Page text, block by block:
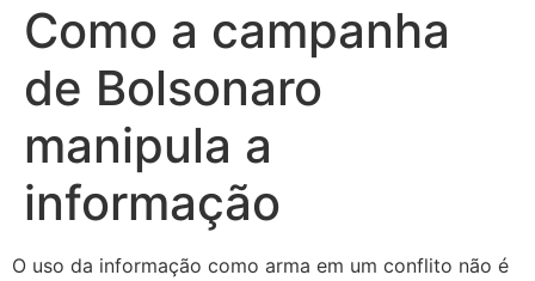
Como a campanha
de Bolsonaro
manipula a
informação
O uso da informação como arma em um conflito não é